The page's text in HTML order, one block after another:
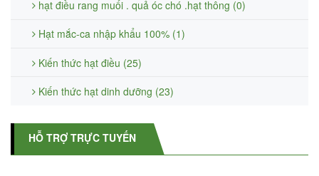
hạt điều rang muối . quả óc chó .hạt thông (0)
Hạt mắc-ca nhập khẩu 100% (1)
Kiến thức hạt điều (25)
Kiến thức hạt dinh dưỡng (23)
HỖ TRỢ TRỰC TUYẾN